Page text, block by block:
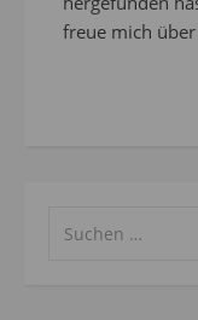
freue mich